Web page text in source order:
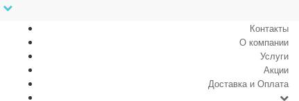
Контакты
О компании
Услуги
Акции
Доставка и Оплата